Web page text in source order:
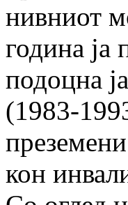
нивниот
година ја
подоцна
(1983-
кон